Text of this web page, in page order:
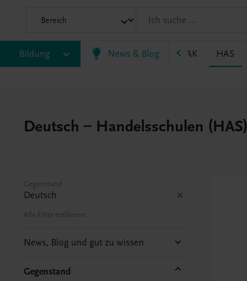
Bildung News & Blog
BRP BS EWF/ZWF FW HAK HAS
Deutsch – Handelsschulen (HAS)
Gegenstand
Deutsch
Alle Filter entfernen
News, Blog und gut zu wissen
Gegenstand